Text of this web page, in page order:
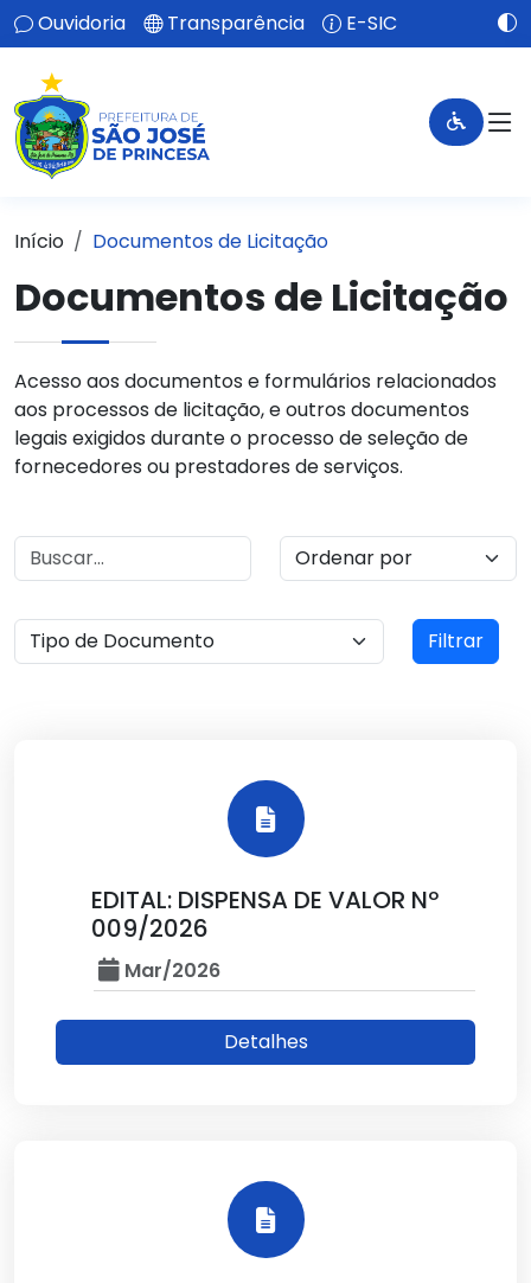
Ouvidoria Transparência E-SIC
Início Documentos de Licitação
Documentos de Licitação
Acesso aos documentos e formulários relacionados
aos processos de licitação, e outros documentos
legais exigidos durante o processo de seleção de
fornecedores ou prestadores de serviços.
Filtrar
EDITAL: DISPENSA DE VALOR Nº
009/2026
Mar/2026
Detalhes